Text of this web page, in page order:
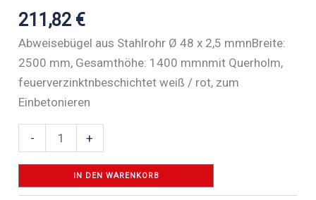
211,82 €
Abweisebügel aus Stahlrohr Ø 48 x 2,5 mmnBreite:
2500 mm, Gesamthöhe: 1400 mmnmit Querholm,
feuerverzinktnbeschichtet weiß / rot, zum
Einbetonieren
-
Rohrbügel
aus
Ø
+
IN DEN WARENKORB